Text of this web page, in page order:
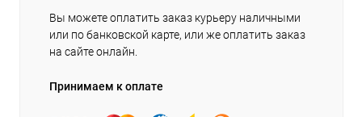
Вы можете оплатить заказ курьеру наличными
или по банковской карте, или же оплатить заказ
на сайте онлайн.
Принимаем к оплате